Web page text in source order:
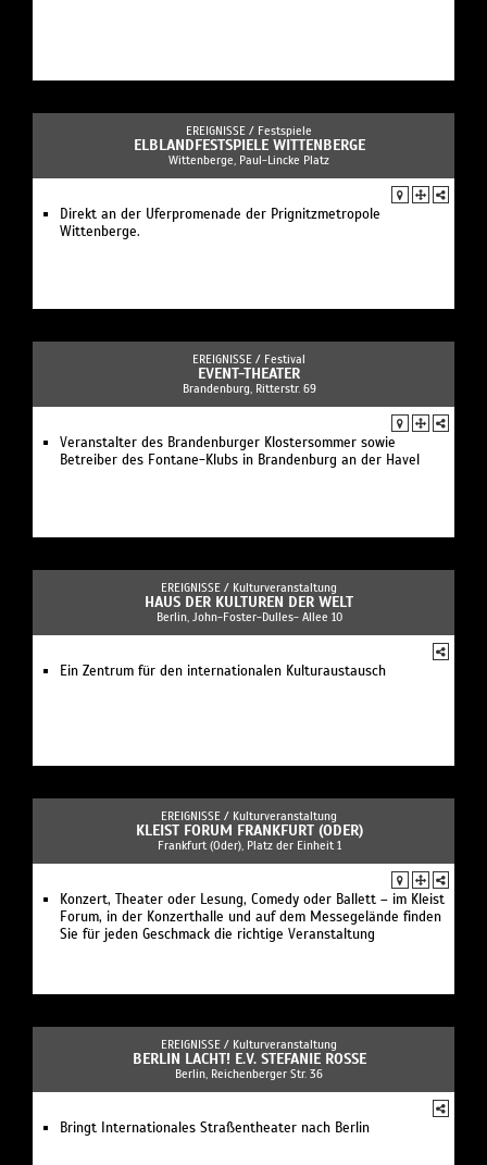
EREIGNISSE / Festspiele
ELBLANDFESTSPIELE WITTENBERGE
Wittenberge, Paul-Lincke Platz
Direkt an der Uferpromenade der Prignitzmetropole
Wittenberge.
EREIGNISSE / Festival
EVENT-THEATER
Brandenburg, Ritterstr. 69
Veranstalter des Brandenburger Klostersommer sowie
Betreiber des Fontane-Klubs in Brandenburg an der Havel
EREIGNISSE / Kulturveranstaltung
HAUS DER KULTUREN DER WELT
Berlin, John-Foster-Dulles- Allee 10
Ein Zentrum für den internationalen Kulturaustausch
EREIGNISSE / Kulturveranstaltung
KLEIST FORUM FRANKFURT (ODER)
Frankfurt (Oder), Platz der Einheit 1
Konzert, Theater oder Lesung, Comedy oder Ballett – im Kleist
Forum, in der Konzerthalle und auf dem Messegelände finden
Sie für jeden Geschmack die richtige Veranstaltung
EREIGNISSE / Kulturveranstaltung
BERLIN LACHT! E.V. STEFANIE ROSSE
Berlin, Reichenberger Str. 36
Bringt Internationales Straßentheater nach Berlin